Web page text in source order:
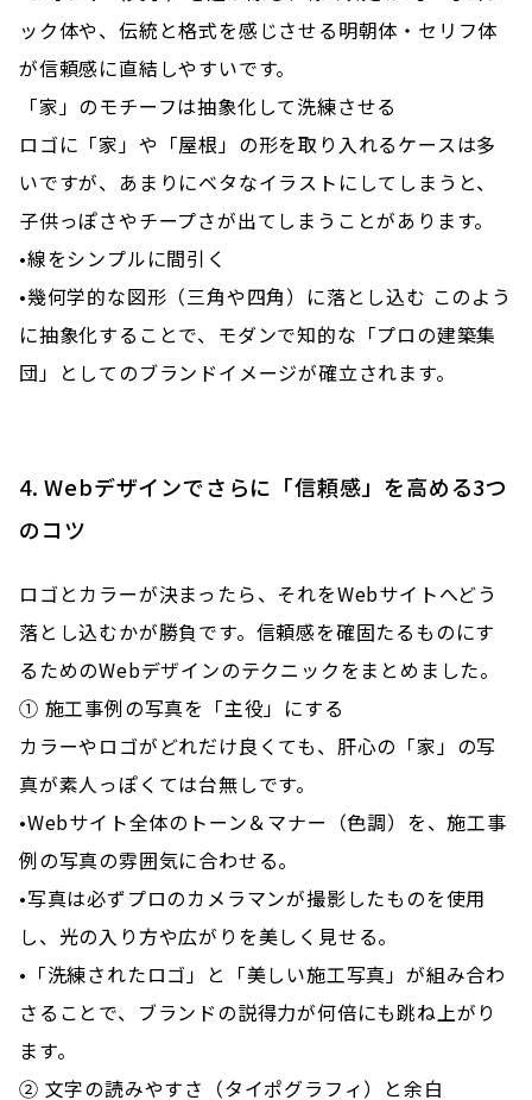
ック体や、伝統と格式を感じさせる明朝体・セリフ体
が信頼感に直結しやすいです。
「家」のモチーフは抽象化して洗練させる
ロゴに「家」や「屋根」の形を取り入れるケースは多
いですが、あまりにベタなイラストにしてしまうと、
子供っぽさやチープさが出てしまうことがあります。
•線をシンプルに間引く
•幾何学的な図形（三角や四角）に落とし込む このよう
に抽象化することで、モダンで知的な「プロの建築集
団」としてのブランドイメージが確立されます。
4. Webデザインでさらに「信頼感」を高める3つ
のコツ
ロゴとカラーが決まったら、それをWebサイトへどう
落とし込むかが勝負です。信頼感を確固たるものにす
るためのWebデザインのテクニックをまとめました。
① 施工事例の写真を「主役」にする
カラーやロゴがどれだけ良くても、肝心の「家」の写
真が素人っぽくては台無しです。
•Webサイト全体のトーン＆マナー（色調）を、施工事
例の写真の雰囲気に合わせる。
•写真は必ずプロのカメラマンが撮影したものを使用
し、光の入り方や広がりを美しく見せる。
•「洗練されたロゴ」と「美しい施工写真」が組み合わ
さることで、ブランドの説得力が何倍にも跳ね上がり
ます。
② 文字の読みやすさ（タイポグラフィ）と余白